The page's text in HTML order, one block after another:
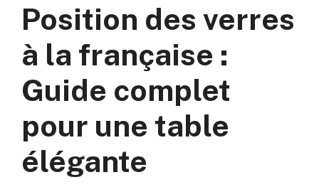
Position des verres
à la française :
Guide complet
pour une table
élégante